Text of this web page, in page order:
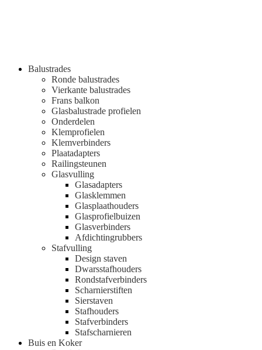
Balustrades
Ronde balustrades
Vierkante balustrades
Frans balkon
Glasbalustrade profielen
Onderdelen
Klemprofielen
Klemverbinders
Plaatadapters
Railingsteunen
Glasvulling
Glasadapters
Glasklemmen
Glasplaathouders
Glasprofielbuizen
Glasverbinders
Afdichtingrubbers
Stafvulling
Design staven
Dwarsstafhouders
Rondstafverbinders
Scharnierstiften
Sierstaven
Stafhouders
Stafverbinders
Stafscharnieren
Buis en Koker